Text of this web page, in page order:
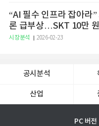
“AI 필수 인프라 잡아라
론 급부상…SKT 10만
증권
시장분석 2026-02-23
공시분석
산업
PC 버전